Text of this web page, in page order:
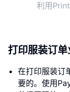
利用
打印服装订单
在打印服装订
要的。使用